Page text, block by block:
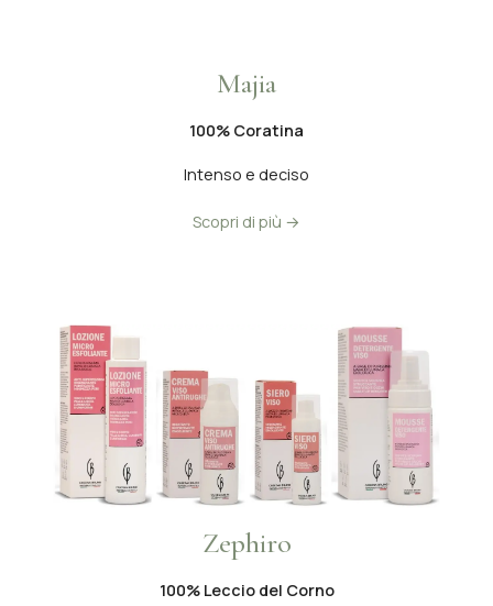
Majia
100% Coratina
Intenso e deciso
Scopri di più →
Zephiro
100% Leccio del Corno